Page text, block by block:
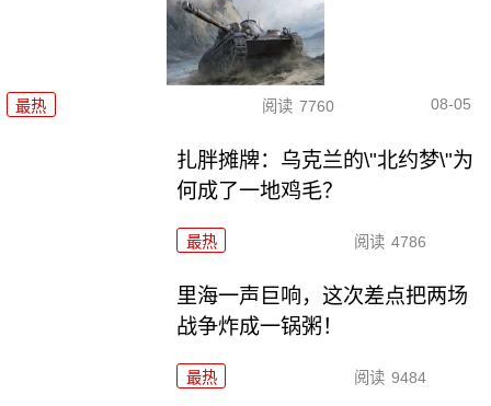
最热 阅读 7760 08-05
扎胖摊牌：乌克兰的\"北约梦\"为
何成了一地鸡毛？
最热 阅读 4786
里海一声巨响，这次差点把两场
战争炸成一锅粥！
最热 阅读 9484